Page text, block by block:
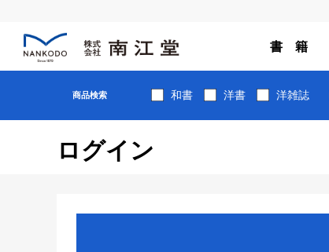
書 籍
商品検索 和書 洋書 洋雑誌
ログイン